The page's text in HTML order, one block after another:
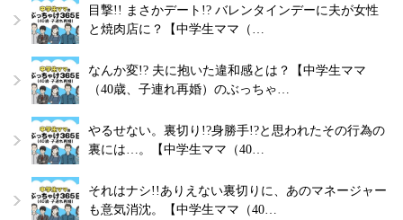
目撃!! まさかデート!? バレンタインデーに夫が女性
と焼肉店に？【中学生ママ（…
なんか変!? 夫に抱いた違和感とは？【中学生ママ
（40歳、子連れ再婚）のぶっちゃ…
やるせない。裏切り!?身勝手!?と思われたその行為の
裏には…。【中学生ママ（40…
それはナシ!!ありえない裏切りに、あのマネージャー
も意気消沈。【中学生ママ（40…